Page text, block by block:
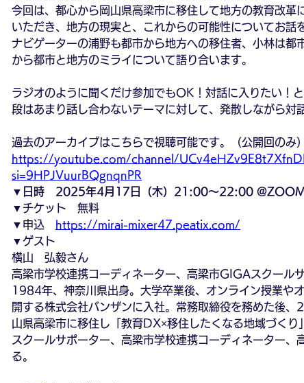
今回は、都心から岡山県高梁市に移住して地方の教育改革
いただき、地方の現実と、これからの可能性についてお話
ナビゲーターの浦野も都市から地方への移住者、小林は都
から都市と地方のミライについて語り合います。
ラジオのように聞くだけ参加でもOK！対話に入りたい！
段はあまり話し合わないテーマに対して、発散しながら対
過去のアーカイブはこちらで視聴可能です。（公開回のみ）
https://youtube.com/channel/
si=9HPJVuurBQgnqnPR
▼日時　2025年4月17日（木）21:00～22:00
▼チケット　無料
▼申込
https://mirai-mixer47.peatix.com/
▼ゲスト
横山　弘毅さん
高梁市学校連携コーディネーター、高梁市GIGAスクール
1984年、神奈川県出身。大学卒業後、オンライン授業や
開する株式会社バンザンに入社。常務取締役を務めた後
山県高梁市に移住し「教育DX×移住したくなる地域づく
スクールサポーター、高梁市学校連携コーディネーター
る。